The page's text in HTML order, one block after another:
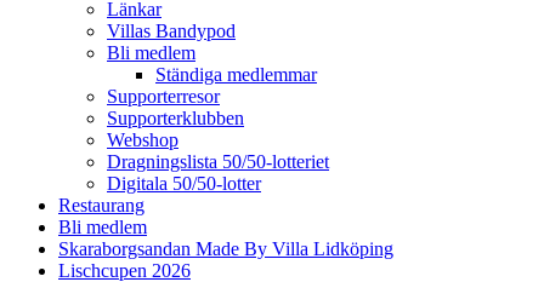
Länkar
Villas Bandypod
Bli medlem
Ständiga medlemmar
Supporterresor
Supporterklubben
Webshop
Dragningslista 50/50-lotteriet
Digitala 50/50-lotter
Restaurang
Bli medlem
Skaraborgsandan Made By Villa Lidköping
Lischcupen 2026